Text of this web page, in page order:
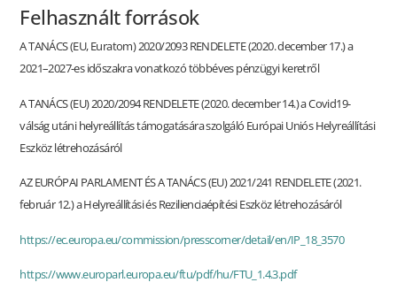
Felhasznált források
A TANÁCS (EU, Euratom) 2020/2093 RENDELETE (2020. december 17.) a
2021–2027-es időszakra vonatkozó többéves pénzügyi keretről
A TANÁCS (EU) 2020/2094 RENDELETE (2020. december 14.) a Covid19-
válság utáni helyreállítás támogatására szolgáló Európai Uniós Helyreállítási
Eszköz létrehozásáról
AZ EURÓPAI PARLAMENT ÉS A TANÁCS (EU) 2021/241 RENDELETE (2021.
február 12.) a Helyreállítási és Rezilienciaépítési Eszköz létrehozásáról
https://ec.europa.eu/commission/presscorner/detail/en/IP_18_3570
https://www.europarl.europa.eu/ftu/pdf/hu/FTU_1.4.3.pdf